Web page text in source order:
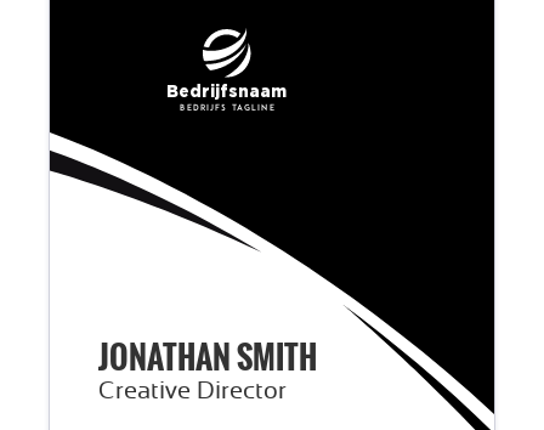
Creative Director
JONATHANSMITH
Bedrijfsnaam
Bedrijfs tagline